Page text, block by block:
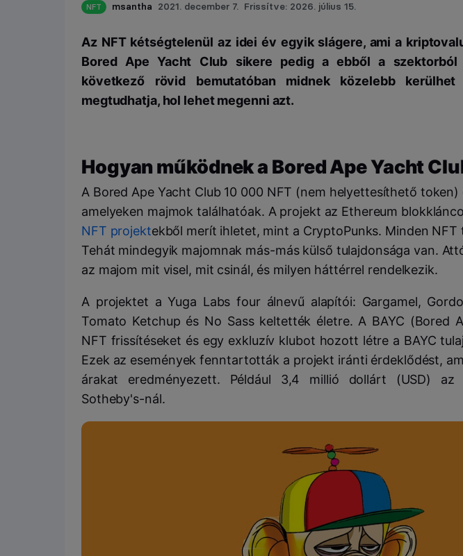
NFT msantha 2021. december 7. Frissítve: 2026. július 15.
Az NFT kétségtelenül az idei év egyik slágere, ami a
Bored Ape Yacht Club sikere pedig a ebből a szektorból
következő rövid bemutatóban midnek közelebb
megtudhatja, hol lehet megenni azt.
Hogyan működnek a Bored Ape Yacht
A Bored Ape Yacht Club 10 000 NFT (nem helyettesíthető token)
amelyeken majmok találhatóak. A projekt az Ethereum
NFT projektekből merít ihletet, mint a CryptoPunks. Minden NFT
Tehát mindegyik majomnak más-más külső tulajdonsága van.
az majom mit visel, mit csinál, és milyen háttérrel rendelkezik.
A projektet a Yuga Labs four álnevű alapítói: Gargamel,
Tomato Ketchup és No Sass keltették életre. A BAYC (Bored
NFT frissítéseket és egy exkluzív klubot hozott létre a BAYC
Ezek az események fenntartották a projekt iránti érdeklődést,
árakat eredményezett. Például 3,4 millió dollárt (USD)
Sotheby's-nál.